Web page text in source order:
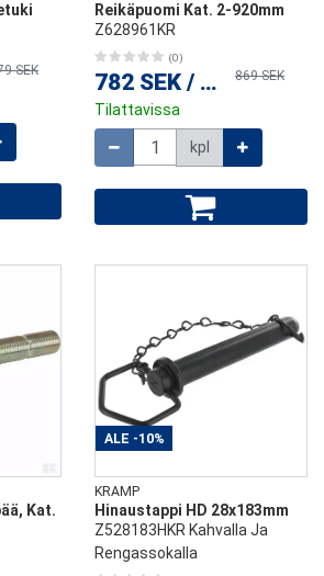
SEK
Reikäpuomi Kat. 2-920mm
Z628961KR
(0)
782 SEK / kpl 869 SEK
Tilattavissa
kpl
Kat.
ALE -10%
KRAMP
Hinaustappi HD 28x183mm
Z528183HKR Kahvalla Ja
Rengassokalla